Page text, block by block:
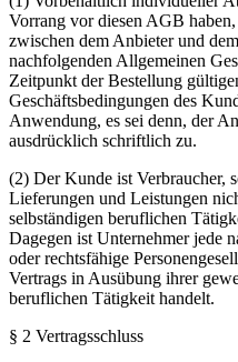
Vorrang vor diesen AGB
zwischen dem Anbieter und
nachfolgenden Allgemeinen
Zeitpunkt der Bestellung
Geschäftsbedingungen des
Anwendung, es sei denn, der
ausdrücklich schriftlich zu.
(2) Der Kunde ist Verbraucher,
Lieferungen und Leistungen
selbständigen beruflichen
Dagegen ist Unternehmer jede
oder rechtsfähige
Vertrags in Ausübung ihrer
beruflichen Tätigkeit handelt.
§ 2 Vertragsschluss